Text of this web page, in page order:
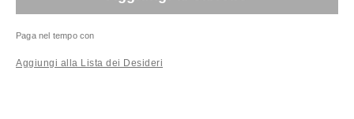
Paga nel tempo con
Aggiungi alla Lista dei Desideri